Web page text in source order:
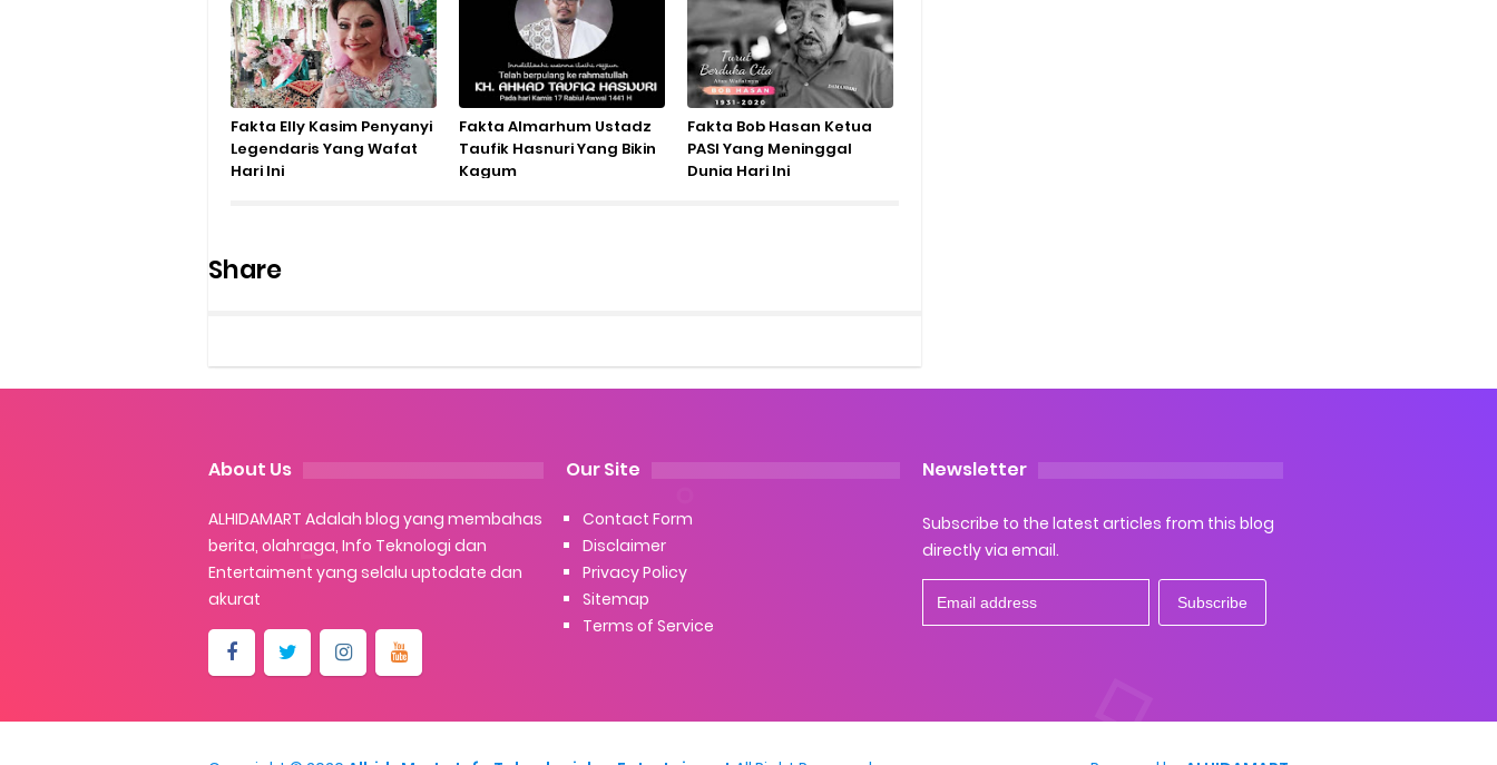
Fakta Elly Kasim Penyanyi
Legendaris Yang Wafat
Hari Ini
Fakta Almarhum Ustadz
Taufik Hasnuri Yang Bikin
Kagum
Fakta Bob Hasan Ketua
PASI Yang Meninggal
Dunia Hari Ini
Share
About Us
ALHIDAMART Adalah blog yang membahas
berita, olahraga, Info Teknologi dan
Entertaiment yang selalu uptodate dan
akurat
Our Site
Contact Form
Disclaimer
Privacy Policy
Sitemap
Terms of Service
Newsletter
Subscribe to the latest articles from this blog
directly via email.